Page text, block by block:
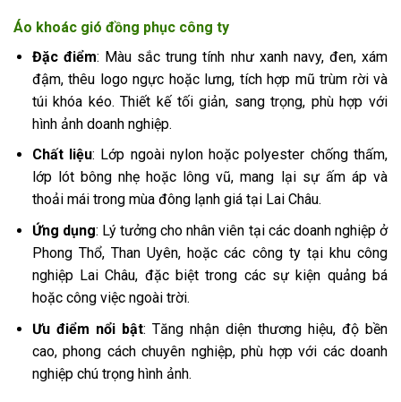
Áo khoác gió đồng phục công ty
Đặc điểm: Màu sắc trung tính như xanh navy, đen, xám
đậm, thêu logo ngực hoặc lưng, tích hợp mũ trùm rời và
túi khóa kéo. Thiết kế tối giản, sang trọng, phù hợp với
hình ảnh doanh nghiệp.
Chất liệu: Lớp ngoài nylon hoặc polyester chống thấm,
lớp lót bông nhẹ hoặc lông vũ, mang lại sự ấm áp và
thoải mái trong mùa đông lạnh giá tại Lai Châu.
Ứng dụng: Lý tưởng cho nhân viên tại các doanh nghiệp ở
Phong Thổ, Than Uyên, hoặc các công ty tại khu công
nghiệp Lai Châu, đặc biệt trong các sự kiện quảng bá
hoặc công việc ngoài trời.
Ưu điểm nổi bật: Tăng nhận diện thương hiệu, độ bền
cao, phong cách chuyên nghiệp, phù hợp với các doanh
nghiệp chú trọng hình ảnh.